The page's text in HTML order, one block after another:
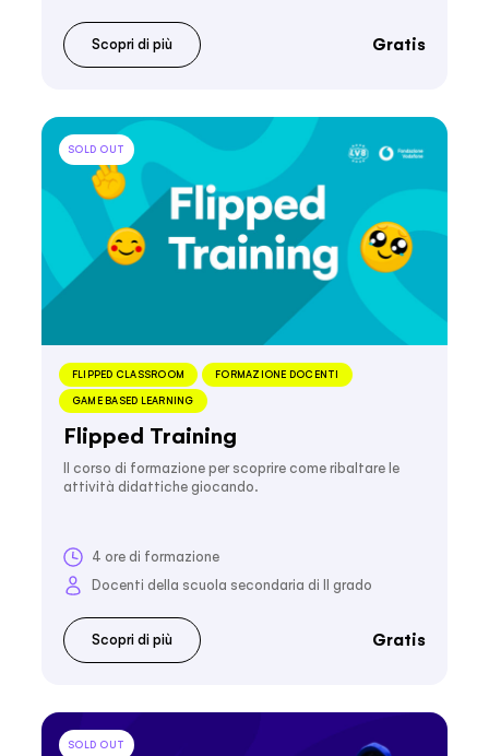
Scopri di più Gratis
SOLD OUT
FLIPPED CLASSROOM FORMAZIONE DOCENTI
GAME BASED LEARNING
Flipped Training
Il corso di formazione per scoprire come ribaltare le
attività didattiche giocando.
4 ore di formazione
Docenti della scuola secondaria di II grado
Scopri di più Gratis
SOLD OUT